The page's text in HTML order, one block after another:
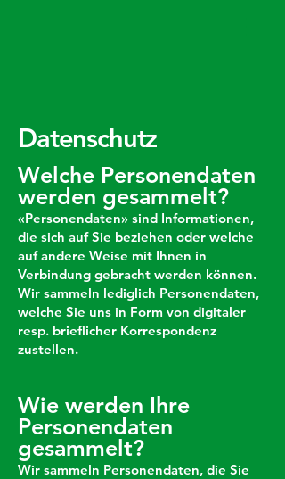
Datenschutz
Welche Personendaten
werden gesammelt?
«Personendaten» sind Informationen,
die sich auf Sie beziehen oder welche
auf andere Weise mit Ihnen in
Verbindung gebracht werden können.
Wir sammeln lediglich Personendaten,
welche Sie uns in Form von digitaler
resp. brieflicher Korrespondenz
zustellen.
Wie werden Ihre
Personendaten
gesammelt?
Wir sammeln Personendaten, die Sie